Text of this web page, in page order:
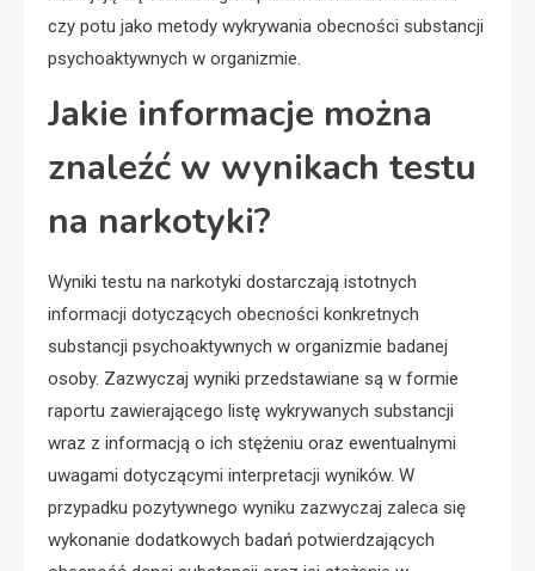
czy potu jako metody wykrywania obecności substancji
psychoaktywnych w organizmie.
Jakie informacje można
znaleźć w wynikach testu
na narkotyki?
Wyniki testu na narkotyki dostarczają istotnych
informacji dotyczących obecności konkretnych
substancji psychoaktywnych w organizmie badanej
osoby. Zazwyczaj wyniki przedstawiane są w formie
raportu zawierającego listę wykrywanych substancji
wraz z informacją o ich stężeniu oraz ewentualnymi
uwagami dotyczącymi interpretacji wyników. W
przypadku pozytywnego wyniku zazwyczaj zaleca się
wykonanie dodatkowych badań potwierdzających